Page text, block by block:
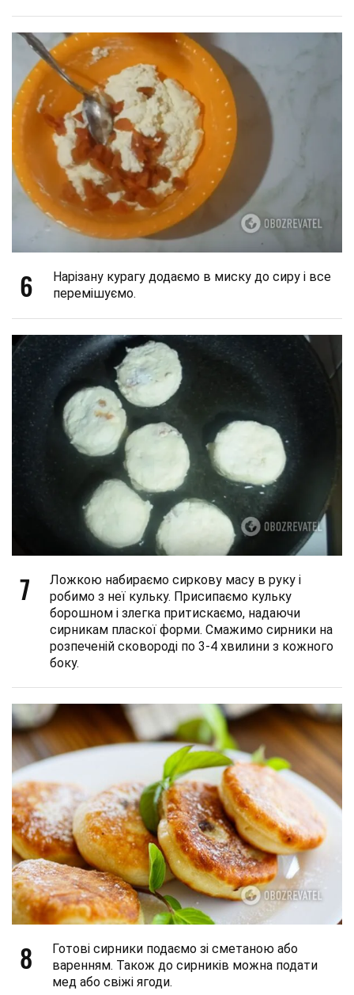
6
Нарізану курагу додаємо в миску до сиру і все
перемішуємо.
7
Ложкою набираємо сиркову масу в руку і
робимо з неї кульку. Присипаємо кульку
борошном і злегка притискаємо, надаючи
сирникам пласкої форми. Смажимо сирники на
розпеченій сковороді по 3-4 хвилини з кожного
боку.
8
Готові сирники подаємо зі сметаною або
варенням. Також до сирників можна подати
мед або свіжі ягоди.